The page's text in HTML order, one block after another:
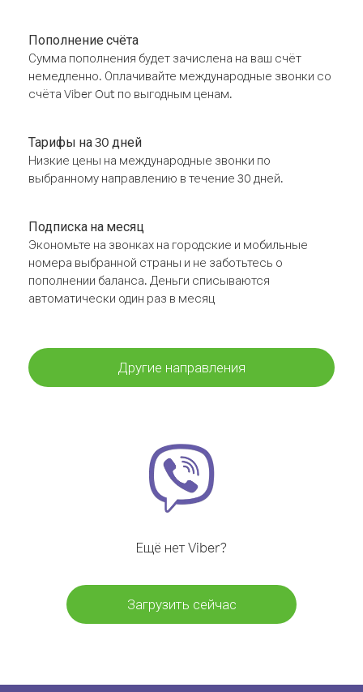
Пополнение счёта
Сумма пополнения будет зачислена на ваш счёт
немедленно. Оплачивайте международные звонки со
счёта Viber Out по выгодным ценам.
Тарифы на 30 дней
Низкие цены на международные звонки по
выбранному направлению в течение 30 дней.
Подписка на месяц
Экономьте на звонках на городские и мобильные
номера выбранной страны и не заботьтесь о
пополнении баланса. Деньги списываются
автоматически один раз в месяц
Другие направления
Ещё нет Viber?
Загрузить сейчас